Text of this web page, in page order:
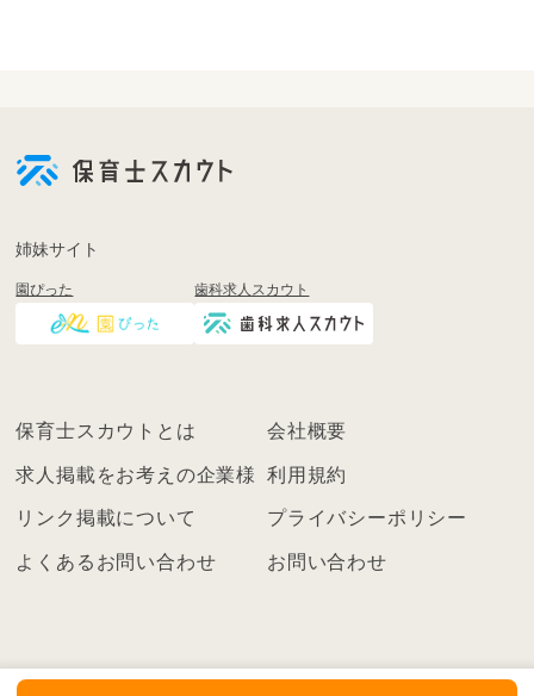
登
く
ン
こ
姉妹サイト
園ぴった 歯科求人スカウト
保育士スカウトとは 会社概要
求人掲載をお考えの企業様 利用規約
リンク掲載について プライバシーポリシー
よくあるお問い合わせ お問い合わせ